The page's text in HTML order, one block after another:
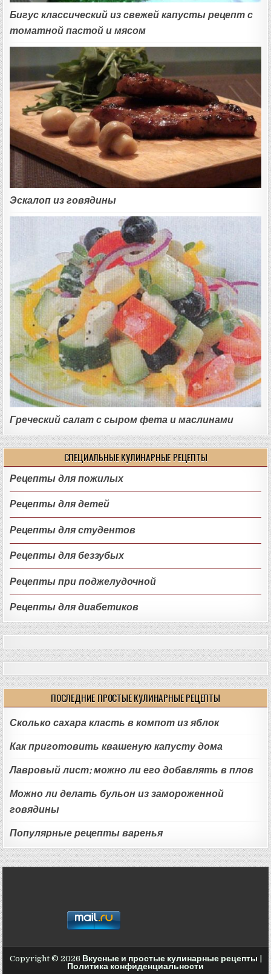
Бигус классический из свежей капусты рецепт с
томатной пастой и мясом
Эскалоп из говядины
Греческий салат с сыром фета и маслинами
СПЕЦИАЛЬНЫЕ КУЛИНАРНЫЕ РЕЦЕПТЫ
Рецепты для пожилых
Рецепты для детей
Рецепты для студентов
Рецепты для беззубых
Рецепты при поджелудочной
Рецепты для диабетиков
ПОСЛЕДНИЕ ПРОСТЫЕ КУЛИНАРНЫЕ РЕЦЕПТЫ
Сколько сахара класть в компот из яблок
Как приготовить квашеную капусту дома
Лавровый лист: можно ли его добавлять в плов
Можно ли делать бульон из замороженной
говядины
Популярные рецепты варенья
Copyright © 2026 Вкусные и простые кулинарные рецепты
Политика конфиденциальности